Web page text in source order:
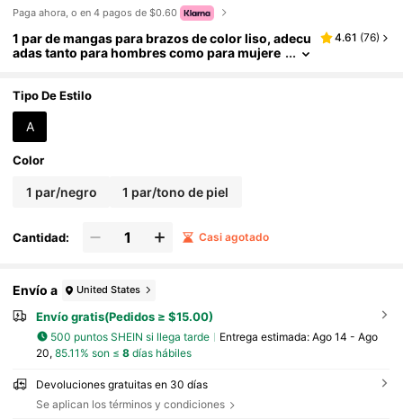
Paga ahora, o en 4 pagos de $0.60
1 par de mangas para brazos de color liso, adecu
adas tanto para hombres como para mujere
a hinchazón.
4.61 (76)
Tipo De Estilo
A
Color
1 par/negro 1 par/tono de piel
Cantidad: Casi agotado
Envío a United States
Envío gratis(Pedidos ≥ $15.00)
500 puntos SHEIN si llega tarde Entrega estimada: Ago 14 - Ago
20, 85.11% son ≤ 8días hábiles
Devoluciones gratuitas en 30 días
Se aplican los términos y condiciones